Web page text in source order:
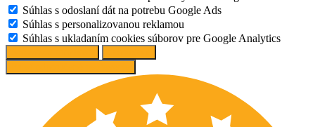
Súhlas s odoslaní dát na potrebu Google Ads
Súhlas s personalizovanou reklamou
Súhlas s ukladaním cookies súborov pre Google Analytics